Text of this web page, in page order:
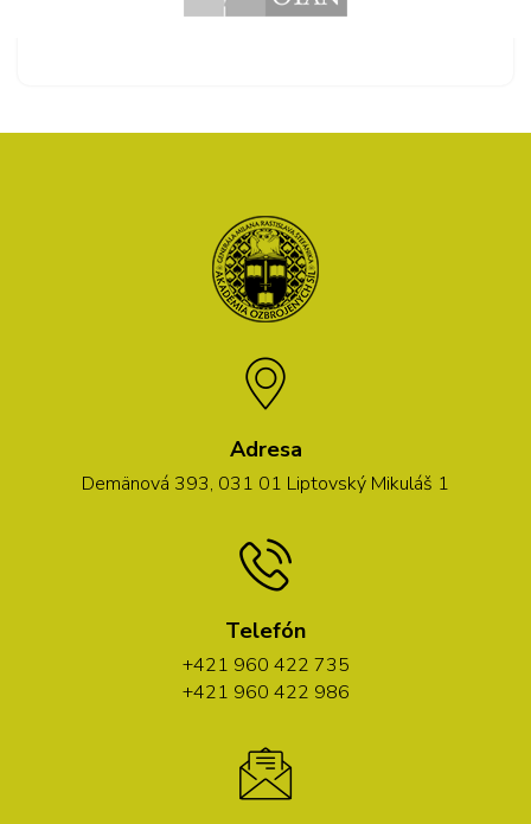
Adresa
Demänová 393, 031 01 Liptovský Mikuláš 1
Telefón
+421 960 422 735
+421 960 422 986